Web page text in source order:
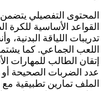
المحتوى التفصيلي
القواعد الأساسية للكرة
تدريبات اللياقة
اللعب الجماعي. كما
إتقان الطالب للمهارات
عدد الضربات الصحيحة
الملف تمارين تطبيقية